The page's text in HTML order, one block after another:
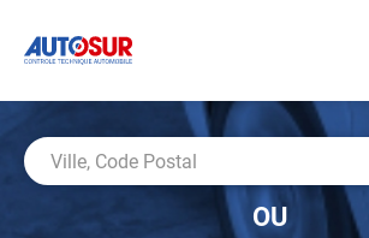
Code
Postal
OU